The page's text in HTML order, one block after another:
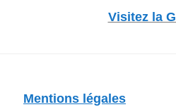
Visitez la
Mentions légales